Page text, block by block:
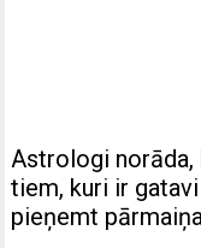
Astrologi
tiem, kuri ir
pieņemt